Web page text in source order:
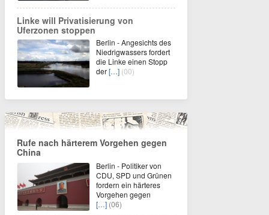
Linke will Privatisierung von
Uferzonen stoppen
Berlin - Angesichts des
Niedrigwassers fordert
die Linke einen Stopp
der[…] (00)
Rufe nach härterem Vorgehen gegen
China
Berlin - Politiker von
CDU, SPD und Grünen
fordern ein härteres
Vorgehen gegen
[…] (06)